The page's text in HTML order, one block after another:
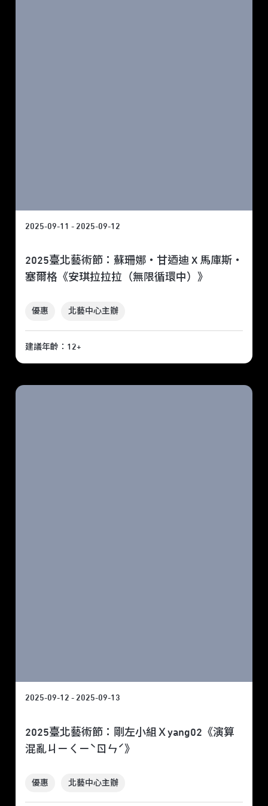
2025-09-11 - 2025-09-12
2025臺北藝術節：蘇珊娜・甘迺迪 X 馬庫斯・
塞爾格《安琪拉拉拉（無限循環中）》
優惠 北藝中心主辦
建議年齡：12+
2025-09-12 - 2025-09-13
2025臺北藝術節：剛左小組Ｘyang02《演算
混亂ㄐㄧㄑㄧˋㄖㄣˊ》
優惠 北藝中心主辦